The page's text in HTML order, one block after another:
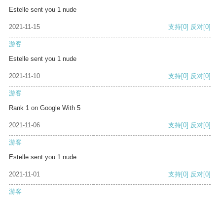
Estelle sent you 1 nude
2021-11-15 支持[0] 反对[0]
游客
Estelle sent you 1 nude
2021-11-10 支持[0] 反对[0]
游客
Rank 1 on Google With 5
2021-11-06 支持[0] 反对[0]
游客
Estelle sent you 1 nude
2021-11-01 支持[0] 反对[0]
游客